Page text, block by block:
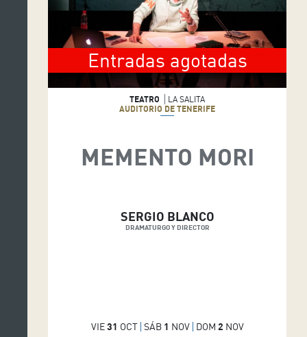
Entradas agotadas
TEATRO
LA SALITA
AUDITORIO DE TENERIFE
MEMENTO MORI
SERGIO BLANCO
DRAMATURGO Y DIRECTOR
VIE31 OCT SÁB 1 NOV DOM 2 NOV